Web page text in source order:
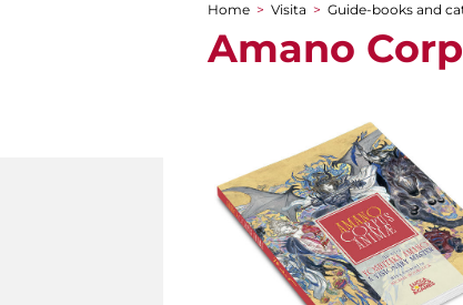
You are here
Home > Visita > Guide-books and
Amano